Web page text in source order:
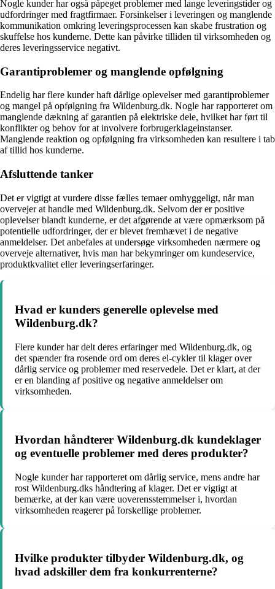
Nogle kunder har også påpeget problemer med lange leveringstider og
udfordringer med fragtfirmaer. Forsinkelser i leveringen og manglende
kommunikation omkring leveringsprocessen kan skabe frustration og
skuffelse hos kunderne. Dette kan påvirke tilliden til virksomheden og
deres leveringsservice negativt.
Garantiproblemer og manglende opfølgning
Endelig har flere kunder haft dårlige oplevelser med garantiproblemer
og mangel på opfølgning fra Wildenburg.dk. Nogle har rapporteret om
manglende dækning af garantien på elektriske dele, hvilket har ført til
konflikter og behov for at involvere forbrugerklageinstanser.
Manglende reaktion og opfølgning fra virksomheden kan resultere i tab
af tillid hos kunderne.
Afsluttende tanker
Det er vigtigt at vurdere disse fælles temaer omhyggeligt, når man
overvejer at handle med Wildenburg.dk. Selvom der er positive
oplevelser blandt kunderne, er det afgørende at være opmærksom på
potentielle udfordringer, der er blevet fremhævet i de negative
anmeldelser. Det anbefales at undersøge virksomheden nærmere og
overveje alternativer, hvis man har bekymringer om kundeservice,
produktkvalitet eller leveringserfaringer.
Hvad er kunders generelle oplevelse med
Wildenburg.dk?
Flere kunder har delt deres erfaringer med Wildenburg.dk, og
det spænder fra rosende ord om deres el-cykler til klager over
dårlig service og problemer med reservedele. Det er klart, at der
er en blanding af positive og negative anmeldelser om
virksomheden.
Hvordan håndterer Wildenburg.dk kundeklager
og eventuelle problemer med deres produkter?
Nogle kunder har rapporteret om dårlig service, mens andre har
rost Wildenburg.dks håndtering af klager. Det er vigtigt at
bemærke, at der kan være uoverensstemmelser i, hvordan
virksomheden reagerer på forskellige problemer.
Hvilke produkter tilbyder Wildenburg.dk, og
hvad adskiller dem fra konkurrenterne?